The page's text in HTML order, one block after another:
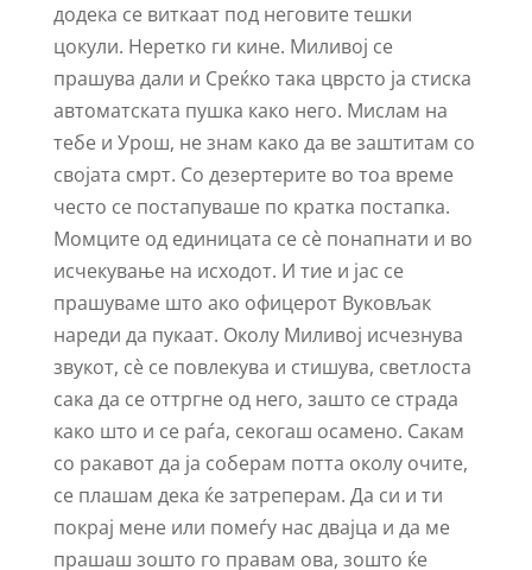
додека се виткаат под неговите тешки
цокули. Неретко ги кине. Миливој се
прашува дали и Среќко така цврсто ја стиска
автоматската пушка како него. Мислам на
тебе и Урош, не знам како да ве заштитам со
својата смрт. Со дезертерите во тоа време
често се постапуваше по кратка постапка.
Момците од единицата се сѐ понапнати и во
исчекување на исходот. И тие и јас се
прашуваме што ако офицерот Вуковљак
нареди да пукаат. Околу Миливој исчезнува
звукот, сѐ се повлекува и стишува, светлоста
сака да се оттргне од него, зашто се страда
како што и се раѓа, секогаш осамено. Сакам
со ракавот да ја соберам потта околу очите,
се плашам дека ќе затреперам. Да си и ти
покрај мене или помеѓу нас двајца и да ме
прашаш зошто го правам ова, зошто ќе